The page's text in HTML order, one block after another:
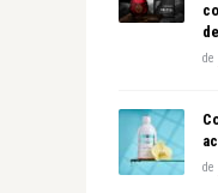
de
de